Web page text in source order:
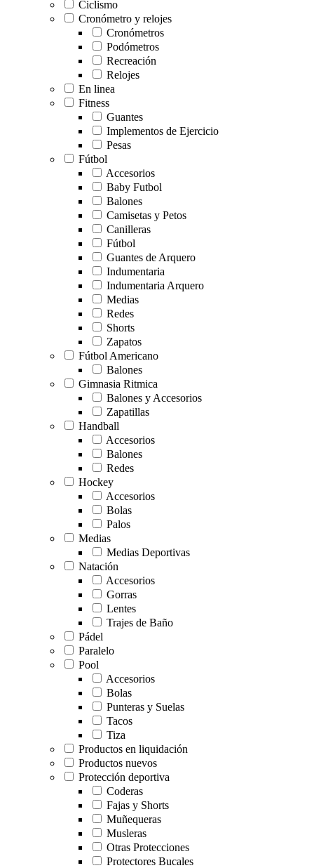
Ciclismo
Cronómetro y relojes
Cronómetros
Podómetros
Recreación
Relojes
En linea
Fitness
Guantes
Implementos de Ejercicio
Pesas
Fútbol
Accesorios
Baby Futbol
Balones
Camisetas y Petos
Canilleras
Fútbol
Guantes de Arquero
Indumentaria
Indumentaria Arquero
Medias
Redes
Shorts
Zapatos
Fútbol Americano
Balones
Gimnasia Ritmica
Balones y Accesorios
Zapatillas
Handball
Accesorios
Balones
Redes
Hockey
Accesorios
Bolas
Palos
Medias
Medias Deportivas
Natación
Accesorios
Gorras
Lentes
Trajes de Baño
Pádel
Paralelo
Pool
Accesorios
Bolas
Punteras y Suelas
Tacos
Tiza
Productos en liquidación
Productos nuevos
Protección deportiva
Coderas
Fajas y Shorts
Muñequeras
Musleras
Otras Protecciones
Protectores Bucales